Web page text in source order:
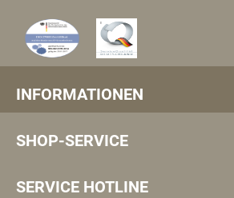
INFORMATIONEN
SHOP-SERVICE
SERVICE HOTLINE